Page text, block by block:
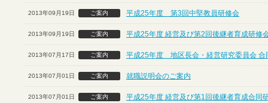
2013年09月19日 ご案内 平成25年度 第3回中堅教員研修会
2013年09月19日 ご案内 平成25年度 経営及び第2回後継者育成研修
2013年07月17日 ご案内 平成25年度 地区長会・経営研究委員会 合
2013年07月01日 ご案内 就職説明会のご案内
2013年07月01日 ご案内 平成25年度 経営及び第1回後継者育成合同